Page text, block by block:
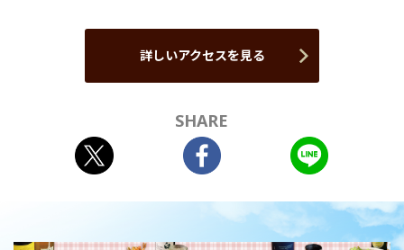
詳しいアクセスを見る
SHARE